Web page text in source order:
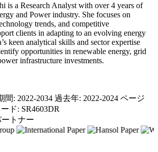
is a Research Analyst with over 4 years of
and Power industry. She focuses on
trends, and competitive
clients in adapting to an evolving energy
keen analytical skills and sector expertise
opportunities in renewable energy, grid
infrastructure investments.
間: 2022-2034 過去年: 2022-2024 ページ
ド: SR4603DR
トナー